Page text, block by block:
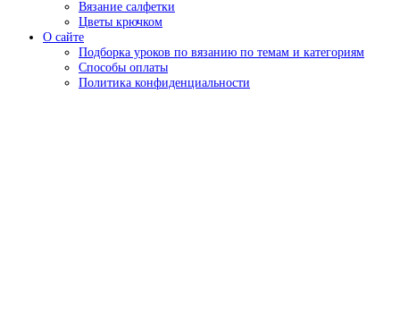
Вязание салфетки
Цветы крючком
О сайте
Подборка уроков по вязанию по темам и категориям
Способы оплаты
Политика конфиденциальности